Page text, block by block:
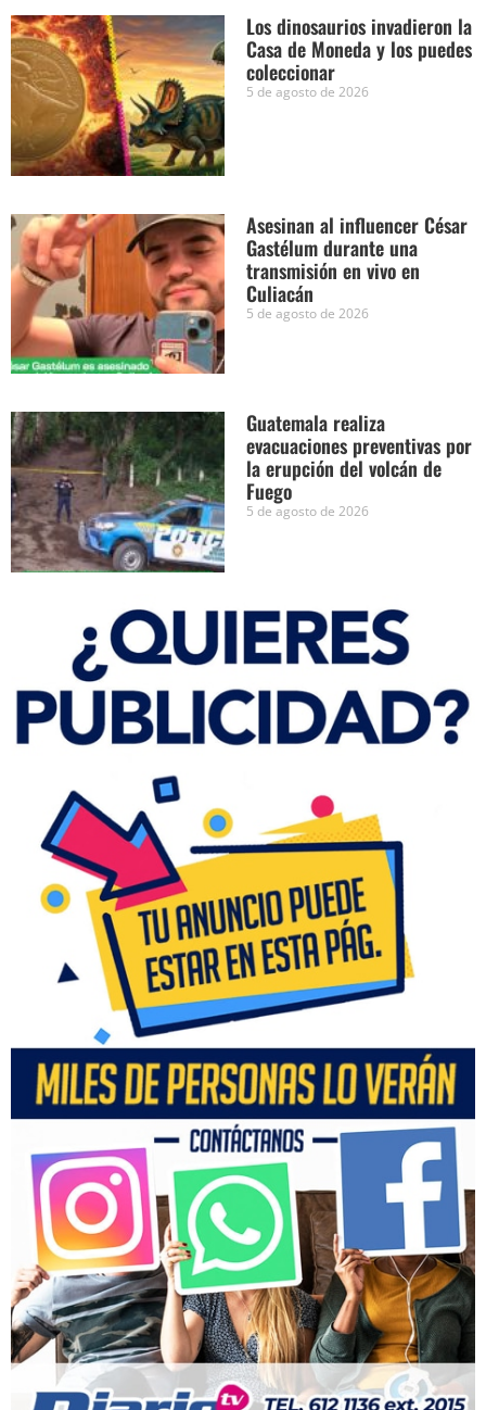
Los dinosaurios invadieron la
Casa de Moneda y los puedes
coleccionar
5 de agosto de 2026
Asesinan al influencer César
Gastélum durante una
transmisión en vivo en
Culiacán
5 de agosto de 2026
Guatemala realiza
evacuaciones preventivas por
la erupción del volcán de
Fuego
5 de agosto de 2026